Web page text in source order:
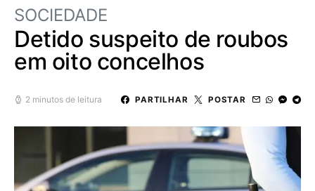
SOCIEDADE
Detido suspeito de roubos
em oito concelhos
2 minutos de leitura PARTILHAR POSTAR